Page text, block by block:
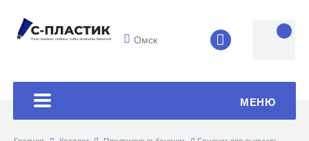
Омск 8 (4852) 33-
МЕНЮ